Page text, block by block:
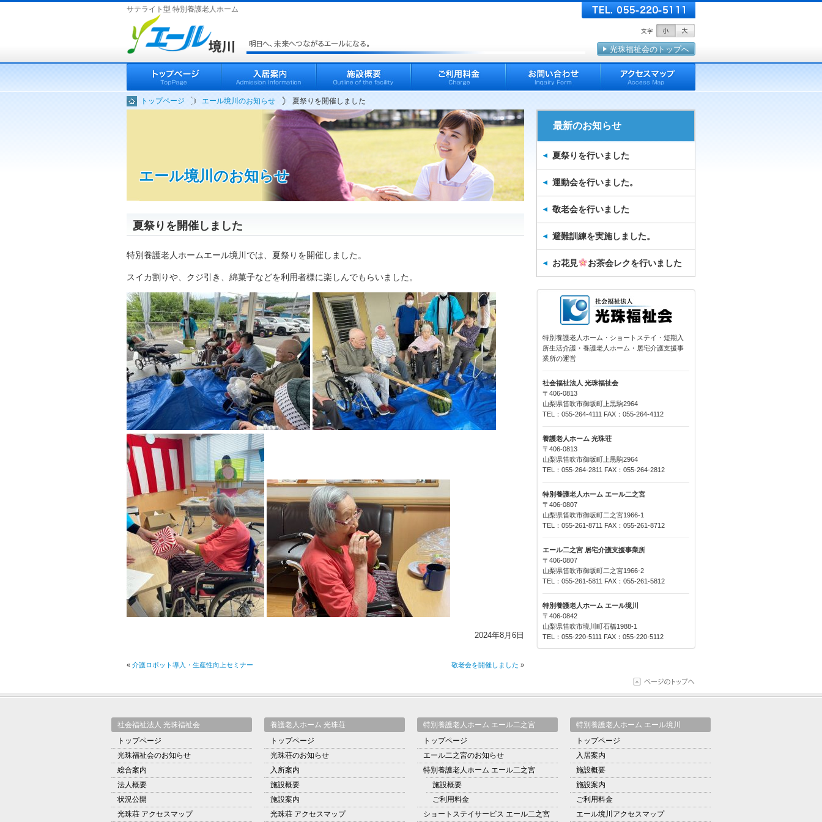
サテライト型 特別養護老人ホーム
光珠福祉会のトップへ
トップページ エール境川のお知らせ 夏祭りを開催しました
エール境川のお知らせ
夏祭りを開催しました
特別養護老人ホームエール境川では、夏祭りを開催しました。
スイカ割りや、クジ引き、綿菓子などを利用者様に楽しんでもらいました。
2024年8月6日
« 介護ロボット導入・生産性向上セミナー 敬老会を開催しました »
最新のお知らせ
夏祭りを行いました
運動会を行いました。
敬老会を行いました
避難訓練を実施しました。
お花見 お茶会レクを行いました
特別養護老人ホーム・ショートステイ・短期入
所生活介護・養護老人ホーム・居宅介護支援事
業所の運営
社会福祉法人 光珠福祉会
〒406-0813
山梨県笛吹市御坂町上黒駒2964
TEL：055-264-4111 FAX：055-264-4112
養護老人ホーム 光珠荘
〒406-0813
山梨県笛吹市御坂町上黒駒2964
TEL：055-264-2811 FAX：055-264-2812
特別養護老人ホーム エール二之宮
〒406-0807
山梨県笛吹市御坂町二之宮1966-1
TEL：055-261-8711 FAX：055-261-8712
エール二之宮 居宅介護支援事業所
〒406-0807
山梨県笛吹市御坂町二之宮1966-2
TEL：055-261-5811 FAX：055-261-5812
特別養護老人ホーム エール境川
〒406-0842
山梨県笛吹市境川町石橋1988-1
TEL：055-220-5111 FAX：055-220-5112
社会福祉法人 光珠福祉会
トップページ
光珠福祉会のお知らせ
総合案内
法人概要
状況公開
光珠荘 アクセスマップ
養護老人ホーム 光珠荘
トップページ
光珠荘のお知らせ
入所案内
施設概要
施設案内
光珠荘 アクセスマップ
特別養護老人ホーム エール二之宮
トップページ
エール二之宮のお知らせ
特別養護老人ホーム エール二之宮
施設概要
ご利用料金
ショートステイサービス エール二之宮
特別養護老人ホーム エール境川
トップページ
入居案内
施設概要
施設案内
ご利用料金
エール境川アクセスマップ